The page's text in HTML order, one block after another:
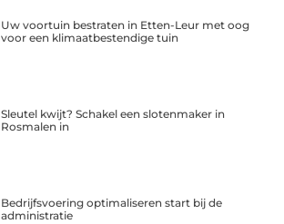
Uw voortuin bestraten in Etten-Leur met oog
voor een klimaatbestendige tuin
Sleutel kwijt? Schakel een slotenmaker in
Rosmalen in
Bedrijfsvoering optimaliseren start bij de
administratie